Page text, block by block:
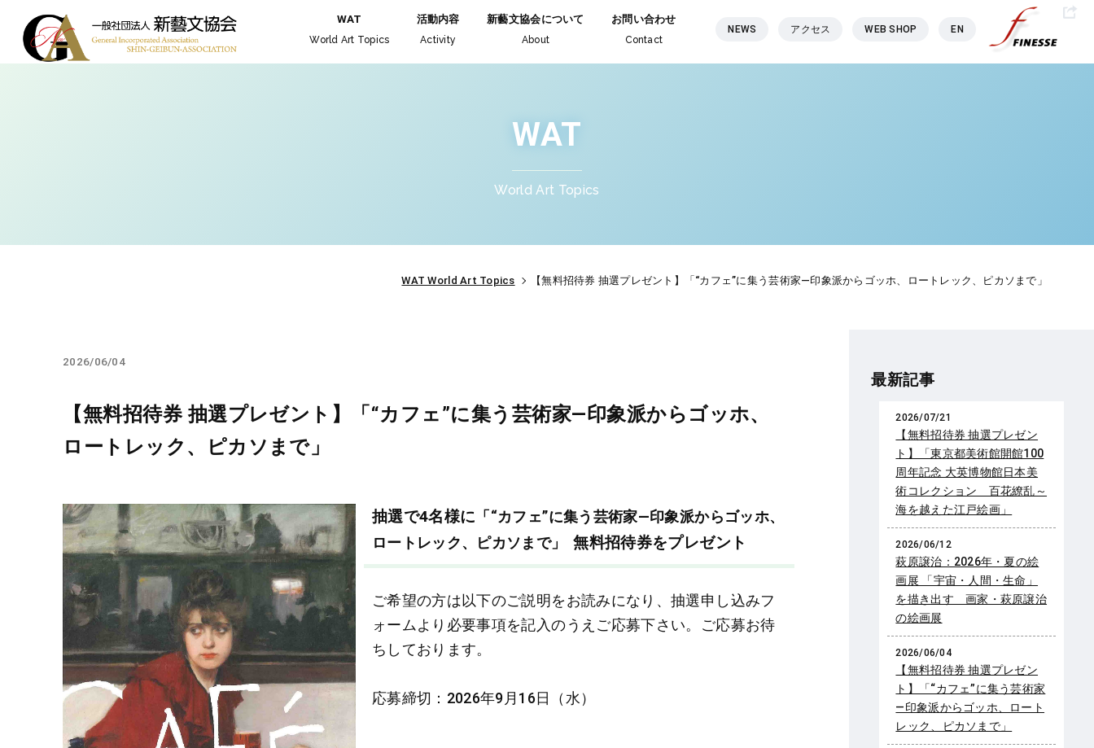
WAT
World Art Topics
活動内容
Activity
新藝文協会について
About
お問い合わせ
Contact
NEWS アクセス WEB SHOP EN
WAT
World Art Topics
WAT World Art Topics 【無料招待券 抽選プレゼント】「“カフェ”に集う芸術家―印象派からゴッホ、ロートレック、ピカソまで」
2026/06/04
【無料招待券 抽選プレゼント】「“カフェ”に集う芸術家―印象派からゴッホ、
ロートレック、ピカソまで」
抽選で4名様に 「“カフェ”に集う芸術家―印象派からゴッホ、
ロートレック、ピカソまで」無料招待券をプレゼント
ご希望の方は以下のご説明をお読みになり、抽選申し込みフ
ォームより必要事項を記入のうえご応募下さい。ご応募お待
ちしております。
応募締切：2026年9月16日（水）
最新記事
2026/07/21
【無料招待券 抽選プレゼン
ト】「東京都美術館開館100
周年記念 大英博物館日本美
術コレクション 百花繚乱～
海を越えた江戸絵画」
2026/06/12
萩原譲治：2026年・夏の絵
画展 「宇宙・人間・生命」
を描き出す 画家・萩原譲治
の絵画展
2026/06/04
【無料招待券 抽選プレゼン
ト】「“カフェ”に集う芸術家
―印象派からゴッホ、ロート
レック、ピカソまで」